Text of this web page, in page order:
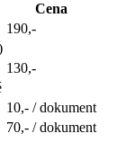
Cena
190,-
130,-
10,- / dokument
70,- / dokument